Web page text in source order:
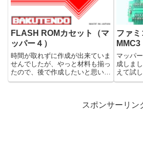
FLASH ROMカセット（マ
ッパー４）
時間が取れずに作成が出来ていま
せんでしたが、やっと材料も揃っ
たので、後で作成したいと思いま
す。やっぱりUV-EPROMより
ときは便利ですからね（ ＾▽
ファミ
マッパ
成しま
えて試
き込み
がおか
スポンサーリン